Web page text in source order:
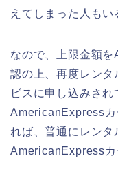
えてしまった人もい
なので、上限金額
認の上、再度レンタ
ビスに申し込みさ
AmericanExpressカ
れば、普通にレン
AmericanExpressカ